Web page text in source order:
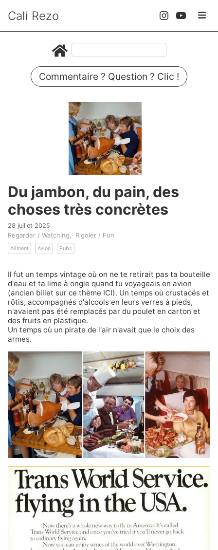
Cali Rezo
Commentaire ? Question ? Clic !
Du jambon, du pain, des
choses très concrètes
28 juillet 2025
Regarder / Watching Rigoler / Fun
Aliment Avion Pubs
Il fut un temps vintage où on ne te retirait pas ta bouteille
d'eau et ta lime à ongle quand tu voyageais en avion
(ancien billet sur ce thème ICI). Un temps où crustacés et
rôtis, accompagnés d'alcools en leurs verres à pieds,
n'avaient pas été remplacés par du poulet en carton et
des fruits en plastique.
Un temps où un pirate de l'air n'avait que le choix des
armes.